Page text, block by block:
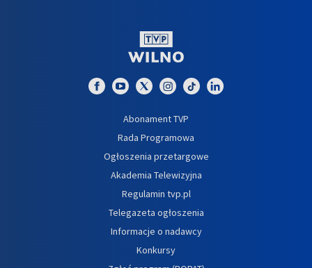
Abonament TVP
Rada Programowa
Ogłoszenia przetargowe
Akademia Telewizyjna
Regulamin tvp.pl
Telegazeta ogłoszenia
Informacje o nadawcy
Konkursy